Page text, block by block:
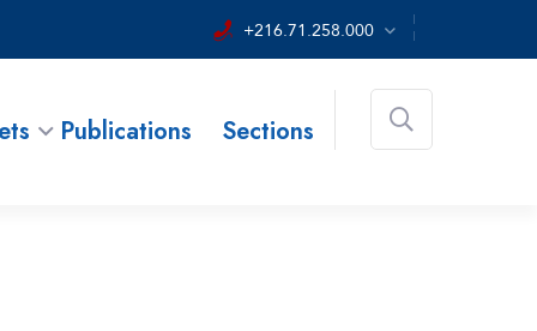
+216.71.258.000
Publications Sections